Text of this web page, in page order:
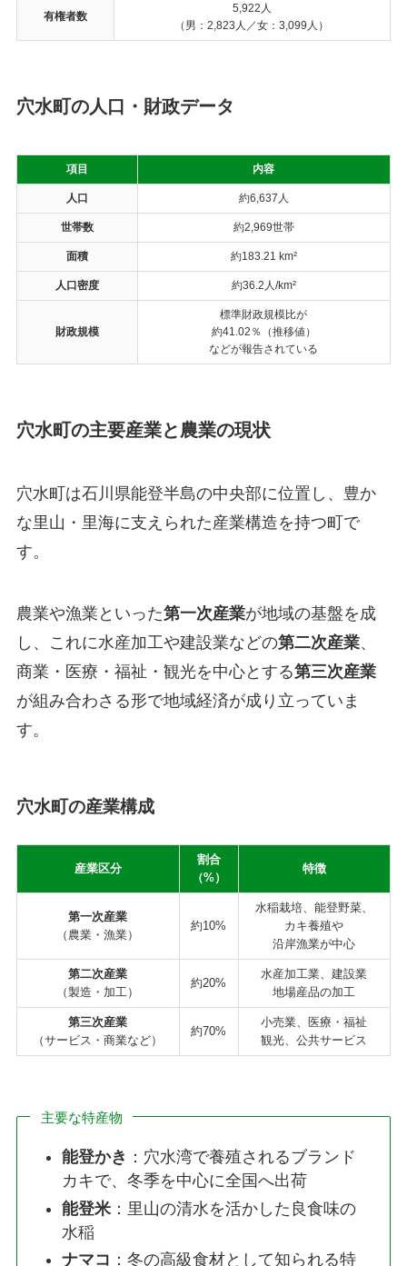
有権者数
5,922人
（男：2,823人／女：3,099人）
穴水町の人口・財政データ
項目 内容
人口 約6,637人
世帯数 約2,969世帯
面積 約183.21 km²
人口密度 約36.2人/km²
財政規模
標準財政規模比が
約41.02％（推移値）
などが報告されている
穴水町の主要産業と農業の現状
穴水町は石川県能登半島の中央部に位置し、豊か
な里山・里海に支えられた産業構造を持つ町で
す。
農業や漁業といった第一次産業が地域の基盤を成
し、これに水産加工や建設業などの第二次産業、
商業・医療・福祉・観光を中心とする第三次産業
が組み合わさる形で地域経済が成り立っていま
す。
穴水町の産業構成
産業区分
割合
（%）
特徴
第一次産業
（農業・漁業）
約10%
水稲栽培、能登野菜、
カキ養殖や
沿岸漁業が中心
第二次産業
（製造・加工）
約20%
水産加工業、建設業
地場産品の加工
第三次産業
（サービス・商業など）
約70%
小売業、医療・福祉
観光、公共サービス
主要な特産物
能登かき ：穴水湾で養殖されるブランド
カキで、冬季を中心に全国へ出荷
能登米 ：里山の清水を活かした良食味の
水稲
ナマコ ：冬の高級食材として知られる特